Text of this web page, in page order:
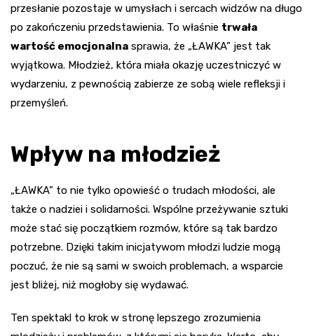
przesłanie pozostaje w umysłach i sercach widzów na długo
po zakończeniu przedstawienia. To właśnie trwała
wartość emocjonalna sprawia, że „ŁAWKA” jest tak
wyjątkowa. Młodzież, która miała okazję uczestniczyć w
wydarzeniu, z pewnością zabierze ze sobą wiele refleksji i
przemyśleń.
Wpływ na młodzież
„ŁAWKA” to nie tylko opowieść o trudach młodości, ale
także o nadziei i solidarności. Wspólne przeżywanie sztuki
może stać się początkiem rozmów, które są tak bardzo
potrzebne. Dzięki takim inicjatywom młodzi ludzie mogą
poczuć, że nie są sami w swoich problemach, a wsparcie
jest bliżej, niż mogłoby się wydawać.
Ten spektakl to krok w stronę lepszego zrozumienia